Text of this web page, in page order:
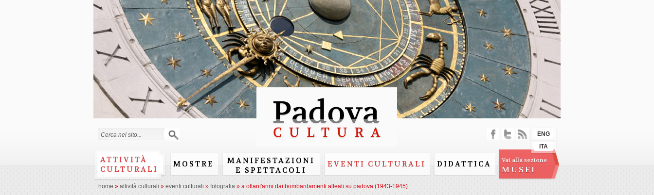
Skip to
main
content
ATTIVITÀ
CULTURALI
MOSTRE
MANIFESTAZIONI
E SPETTACOLI
EVENTI CULTURALI DIDATTICA Vai alla sezione
MUSEI
ENG
ITA
home » attività culturali » eventi culturali » fotografia » a ottant'anni dai bombardamenti alleati su padova (1943-1945)